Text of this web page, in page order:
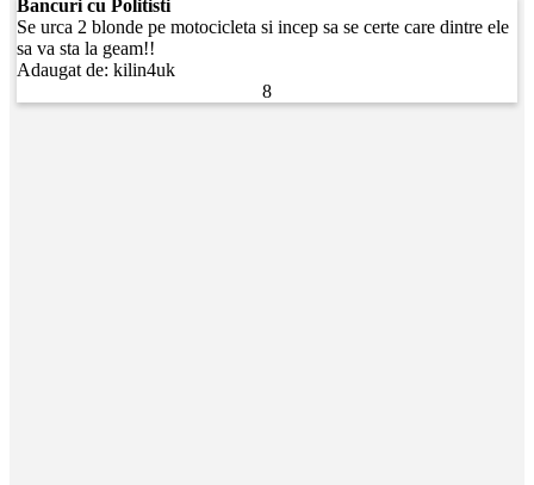
Bancuri cu Politisti
Se urca 2 blonde pe motocicleta si incep sa se certe care dintre ele
sa va sta la geam!!
Adaugat de:kilin4uk
8